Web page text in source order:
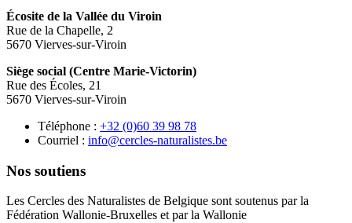
Écosite de la Vallée du Viroin
Rue de la Chapelle, 2
5670 Vierves-sur-Viroin
Siège social (Centre Marie-Victorin)
Rue des Écoles, 21
5670 Vierves-sur-Viroin
Téléphone : 87 89 93 06(0) 23+
Courriel : eb.setsilarutan-selcrec@ofni
Nos soutiens
Les Cercles des Naturalistes de Belgique sont soutenus par la
Fédération Wallonie-Bruxelles et par la Wallonie